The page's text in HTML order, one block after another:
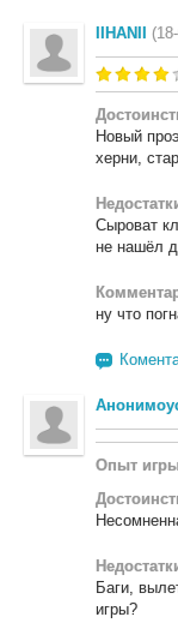
IIHANII
Новый
херни,
Сыроват
не нашёл
ну что
Опыт
Баги,
игры?